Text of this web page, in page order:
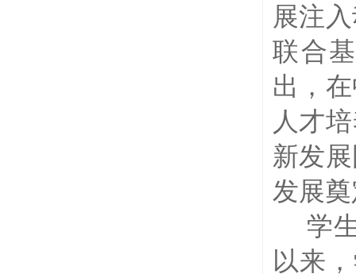
展注
联合
出，
人才
新发
发展
学
以来